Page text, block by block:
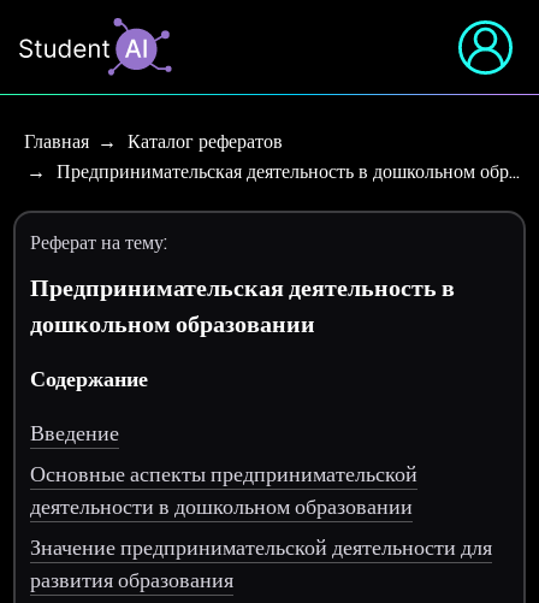
Главная
Каталог рефератов
Предпринимательская деятельность в дошкольном обр…
Реферат на тему:
Предпринимательская деятельность в
дошкольном образовании
Содержание
Введение
Основные аспекты предпринимательской
деятельности в дошкольном образовании
Значение предпринимательской деятельности для
развития образования